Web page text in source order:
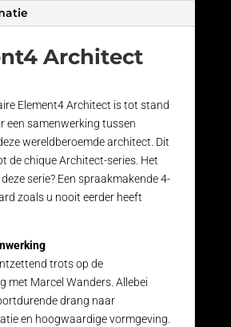
Architect
Element4 Architect is tot stand
een samenwerking tussen
wereldberoemde architect. Dit
de chique Architect-series. Het
serie? Een spraakmakende 4-
zoals u nooit eerder heeft
trots op de
met Marcel Wanders. Allebei
drang naar
en hoogwaardige vormgeving.